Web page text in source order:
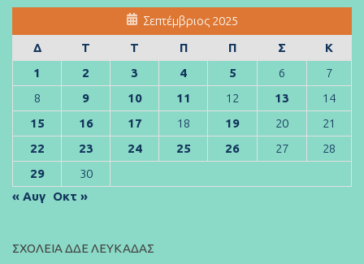
Σεπτέμβριος 2025
Δ
Τ Τ Π Π Σ
Κ
1
2 3 4 5 6
7
8
9 10 11 12 13
14
15
16 17 18 19 20
21
22
23 24 25 26 27
28
29
30
« Αυγ Οκτ »
ΣΧΟΛΕΊΑ ΔΔΕ ΛΕΥΚΆΔΑΣ